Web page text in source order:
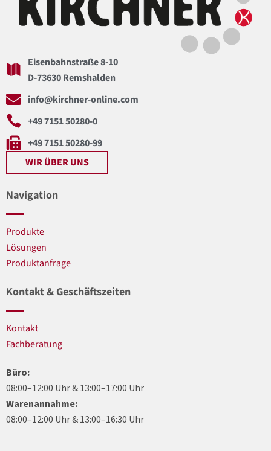
Eisenbahnstraße 8-10
D-73630 Remshalden
info@kirchner-online.com
+49 7151 50280-0
+49 7151 50280-99
WIR ÜBER UNS
Navigation
Produkte
Lösungen
Produktanfrage
Kontakt & Geschäftszeiten
Kontakt
Fachberatung
Büro:
08:00–12:00 Uhr & 13:00–17:00 Uhr
Warenannahme:
08:00–12:00 Uhr & 13:00–16:30 Uhr